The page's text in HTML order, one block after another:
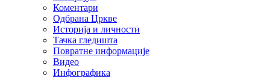
Коментари
Одбрана Цркве
Историја и личности
Тачка гледишта
Повратне информације
Видео
Инфографика